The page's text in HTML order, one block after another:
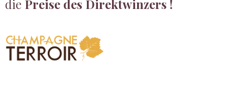
die Preise des Direktwinzers !